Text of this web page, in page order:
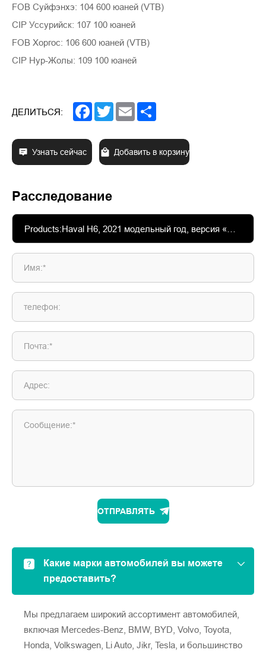
FOB Суйфэнхэ: 104 600 юаней (VTB)
CIP Уссурийск: 107 100 юаней
FOB Хоргос: 106 600 юаней (VTB)
CIP Нур-Жолы: 109 100 юаней
ДЕЛИТЬСЯ: Facebook
TwitterEmail
Узнать сейчас Добавить в корзину
Расследование
Имя:*
телефон:
Почта:*
Адрес:
Сообщение:*
ОТПРАВЛЯТЬ
Какие марки автомобилей вы можете
предоставить?
Мы предлагаем широкий ассортимент автомобилей,
включая Mercedes-Benz, BMW, BYD, Volvo, Toyota,
Honda, Volkswagen, Li Auto, Jikr, Tesla, и большинство